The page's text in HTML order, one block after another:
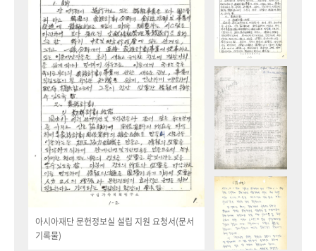
아시아재단 문헌정보실 설립 지원 요청서(문서
기록물)